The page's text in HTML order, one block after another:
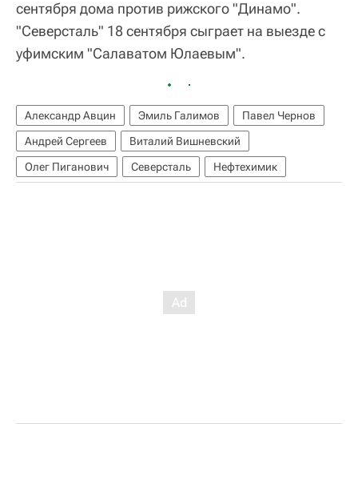
сентября дома против рижского "Динамо".
"Северсталь" 18 сентября сыграет на выезде с
уфимским "Салаватом Юлаевым".
Александр Авцин Эмиль Галимов
Павел Чернов
Андрей Сергеев
Виталий Вишневский
Олег Пиганович
Северсталь Нефтехимик